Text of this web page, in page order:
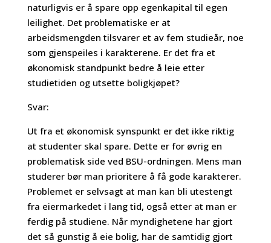
naturligvis er å spare opp egenkapital til egen
leilighet. Det problematiske er at
arbeidsmengden tilsvarer et av fem studieår, noe
som gjenspeiles i karakterene. Er det fra et
økonomisk standpunkt bedre å leie etter
studietiden og utsette boligkjøpet?
Svar:
Ut fra et økonomisk synspunkt er det ikke riktig
at studenter skal spare. Dette er for øvrig en
problematisk side ved BSU-ordningen. Mens man
studerer bør man prioritere å få gode karakterer.
Problemet er selvsagt at man kan bli utestengt
fra eiermarkedet i lang tid, også etter at man er
ferdig på studiene. Når myndighetene har gjort
det så gunstig å eie bolig, har de samtidig gjort